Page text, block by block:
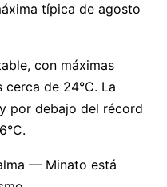
típica de agosto
con máximas
de 24°C. La
por debajo del récord
— Minato está